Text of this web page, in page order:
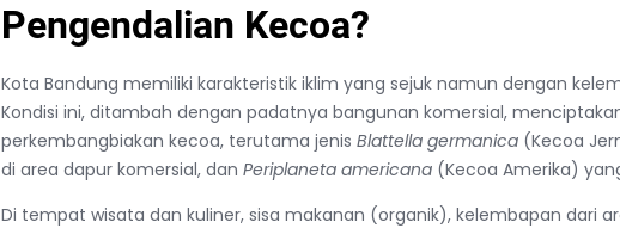
Pengendalian Kecoa?
Kota Bandung memiliki karakteristik iklim yang sejuk namun dengan
Kondisi ini, ditambah dengan padatnya bangunan komersial,
perkembangbiakan kecoa, terutama jenisBlattella germanica (Kecoa
di area dapur komersial, danPeriplaneta americana (Kecoa Amerika)
Di tempat wisata dan kuliner, sisa makanan (organik), kelembapan dari